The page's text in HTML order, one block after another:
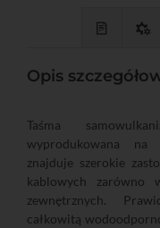
Opis
Taśma
wyprodukowana na
znajduje szerokie
kablowych zarówno
zewnętrznych.
całkowitą